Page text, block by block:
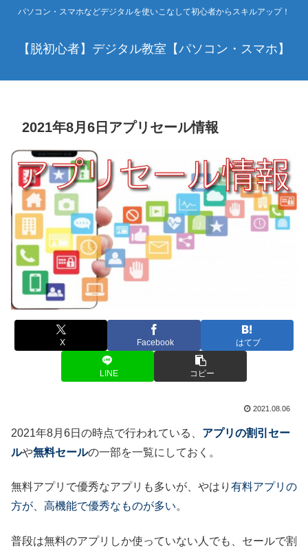
パソコン・スマホなどデジタルを使いこなして初心者からスキルアップ！
【脱初心者】デジタル教室【パソコン・スマホ】
2021年8月6日アプリセール情報
X Facebook はてブ
LINE コピー
2021.08.06
2021年8月6日の時点で行われている、 アプリの割引セー
ルや無料セールの一部を一覧にしておく。
無料アプリで優秀なアプリも多いが、やはり 有料アプリの
方が、高機能で優秀なものが多い。
普段は無料のアプリしか使っていない人でも、セールで割